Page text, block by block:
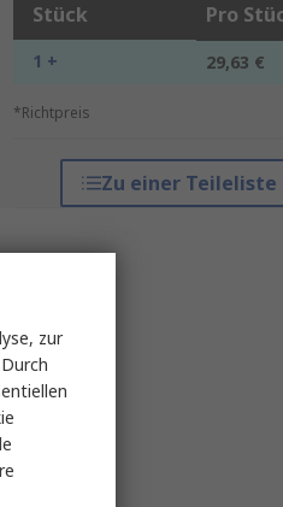
Stück Pro
1 + 29,63 €
*Richtpreis
Zu einer
zur